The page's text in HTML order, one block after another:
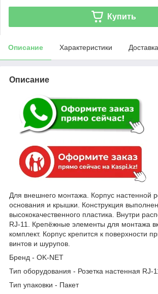
Купить
Описание Характеристики Доставка
Описание
Для внешнего монтажа. Корпус настенной
основания и крышки. Конструкция
высококачественного пластика. Внутри
RJ-11. Крепёжные элементы для монтажа
комплект. Корпус крепится к поверхности
винтов и шурупов.
Бренд - OK-NET
Тип оборудования - Розетка настенная RJ-
Тип упаковки - Пакет